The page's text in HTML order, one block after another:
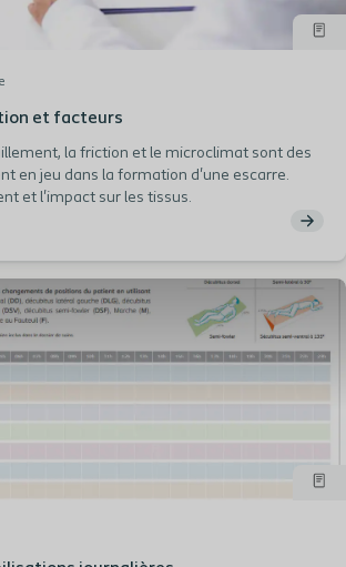
et facteurs
la friction et le microclimat sont des
en jeu dans la formation d'une escarre.
et l'impact sur les tissus.